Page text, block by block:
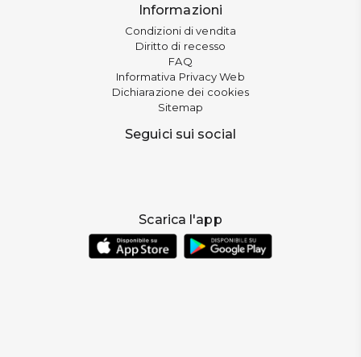
Informazioni
Condizioni di vendita
Diritto di recesso
FAQ
Informativa Privacy Web
Dichiarazione dei cookies
Sitemap
Seguici sui social
Scarica l'app